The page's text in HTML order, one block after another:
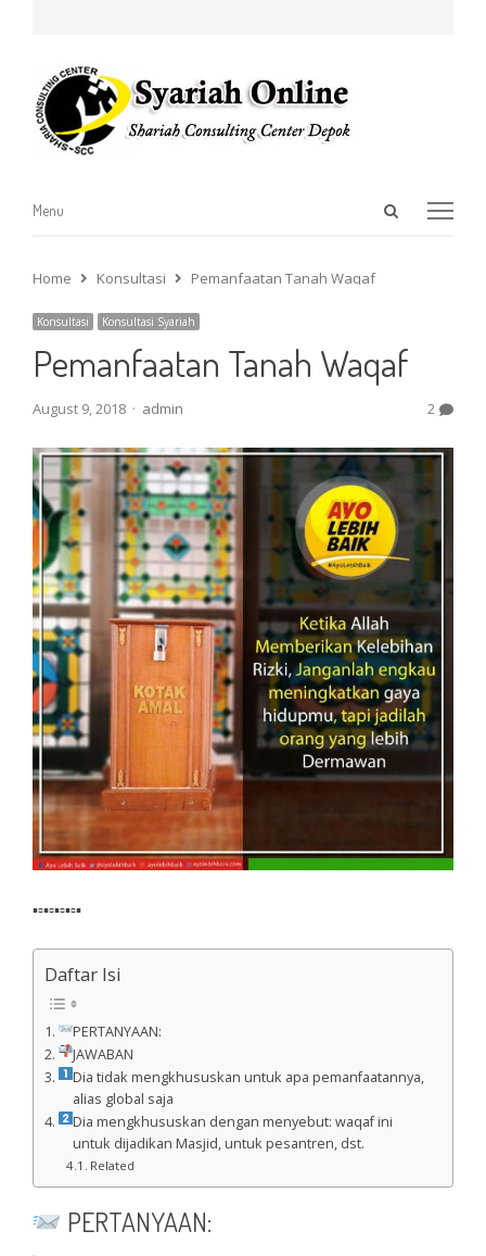
Open
Menu
Menu
Home Konsultasi Pemanfaatan Tanah Waqaf
Konsultasi Konsultasi Syariah
Pemanfaatan Tanah Waqaf
August 9, 2018 Author
admin 2
▪▫▪▫▪▫▪▫▪
Daftar Isi
PERTANYAAN:
JAWABAN
Dia tidak mengkhususkan untuk apa pemanfaatannya,
alias global saja
Dia mengkhususkan dengan menyebut: waqaf ini
untuk dijadikan Masjid, untuk pesantren, dst.
Related
PERTANYAAN: